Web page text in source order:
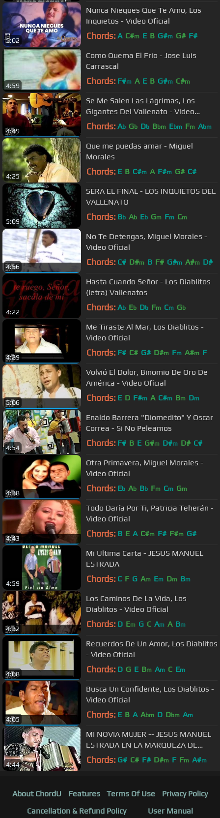
5:02
Nunca Niegues Que Te Amo, Los
Inquietos - Video Oficial
Chords: A C#m E B G#m G# F#
4:59
Como Quema El Frio - Jose Luis
Carrascal
Chords: F#m A E B G#m C#m
4:49
Se Me Salen Las Lágrimas, Los
Gigantes Del Vallenato - Video
Oficial
Chords: Ab Gb Db Bbm Ebm Fm Abm
4:25
Que me puedas amar - Miguel
Morales
Chords: E B C#m A F#m G# C#
5:09
SERA EL FINAL - LOS INQUIETOS DEL
VALLENATO
Chords: Bb Ab Eb Gm Fm Cm
4:56
No Te Detengas, Miguel Morales -
Video Oficial
Chords: C# D#m B F# G#m A#m D#
4:22
Hasta Cuando Señor - Los Diablitos
(letra) Vallenatos
Chords: Ab Eb Db Fm Cm Gb
4:29
Me Tiraste Al Mar, Los Diablitos -
Video Oficial
Chords: F# C# G# D#m Fm A#m F
5:06
Volvió El Dolor, Binomio De Oro De
América - Video Oficial
Chords: E D F#m A C#m Bm Dm
4:54
Enaldo Barrera "Diomedito" Y Oscar
Correa - Si No Peleamos
Chords: F# B E G#m D#m D# C#
4:38
Otra Primavera, Miguel Morales -
Video Oficial
Chords: Eb Ab Bb Fm Cm Gm
4:43
Todo Daría Por Ti, Patricia Teherán -
Video Oficial
Chords: B E A C#m F# F#m G#
4:59
Mi Ultima Carta - JESUS MANUEL
ESTRADA
Chords: C F G Am Em Dm Bm
4:32
Los Caminos De La Vida, Los
Diablitos - Video Oficial
Chords: D Em G C Am A Bm
4:08
Recuerdos De Un Amor, Los Diablitos
- Video Oficial
Chords: D G E Bm Am C Em
4:05
Busca Un Confidente, Los Diablitos -
Video Oficial
Chords: E B A Abm D Dbm Am
4:44
MI NOVIA MUJER -- JESUS MANUEL
ESTRADA EN LA MARQUEZA DE
TIERRALTA CORDOBA DIEGO SOTO
Chords: G# C# F# D#m F Fm A#m
About ChordU Features Terms Of Use
Privacy Policy
Cancellation & Refund Policy
User Manual